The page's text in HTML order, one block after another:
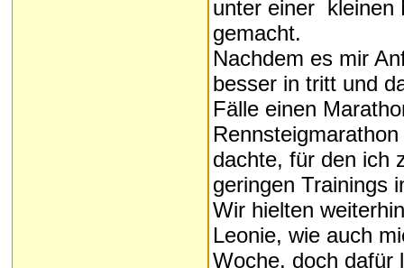
unter einer kleinen
gemacht.
Nachdem es mir
besser in tritt und
Fälle einen
Rennsteigmarathon
dachte, für den ich
geringen Trainings
Wir hielten
Leonie, wie auch
Woche, doch dafür